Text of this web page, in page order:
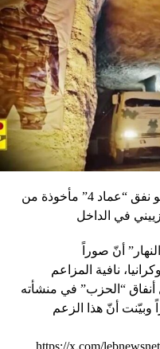
“النهار” تكشف حقيقة صور في فيديو نفق “عماد 4” مأخوذة من
في الداخل
أنّ صوراً
أوكرانيا، نافية المزاعم
أنفاق “الحزب” في منشأته
أخيراً وبيّنت أنّ هذا الزعم
https://x.com/